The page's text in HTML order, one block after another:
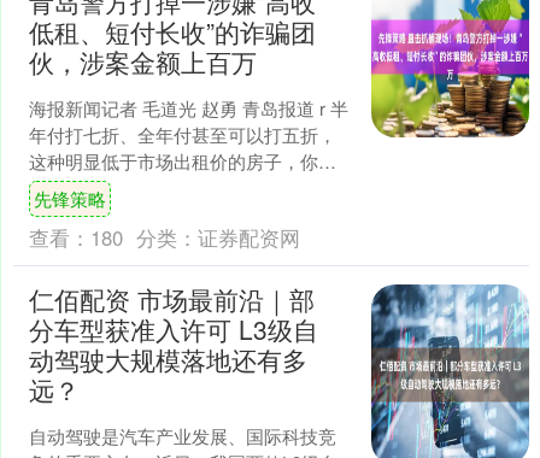
低租、短付长收”的诈骗团
伙，涉案金额上百万
海报新闻记者 毛道光 赵勇 青岛报道 r 半
年付打七折、全年付甚至可以打五折，
这种明显低于市场出租价的房子，你以
为是捡到了大便宜，可没准是掉进了人
家挖好的“坑”....
先锋策略
查看： 180 分类： 证券配资网
仁佰配资 市场最前沿｜部
分车型获准入许可 L3级自
动驾驶大规模落地还有多
远？
自动驾驶是汽车产业发展、国际科技竞